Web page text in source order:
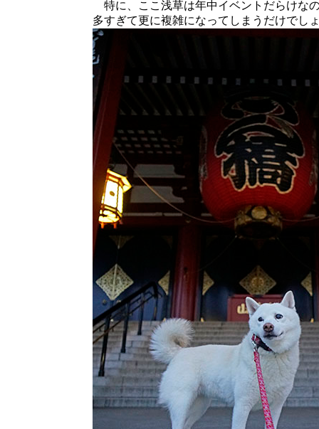
特に、ここ浅草は年中イベントだらけな
多すぎて更に複雑になってしまうだけでし